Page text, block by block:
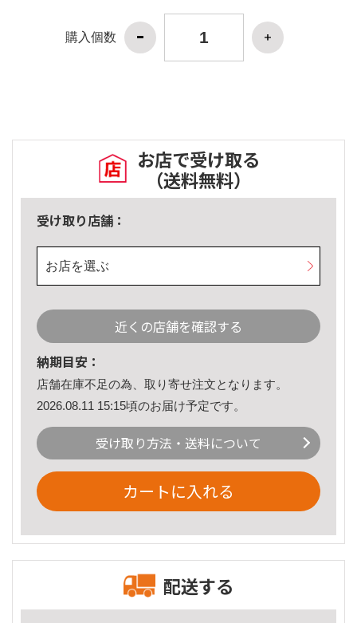
購入個数
お店で受け取る
（送料無料）
受け取り店舗：
お店を選ぶ
近くの店舗を確認する
納期目安：
店舗在庫不足の為、取り寄せ注文となります。
2026.08.11 15:15頃のお届け予定です。
受け取り方法・送料について
カートに入れる
配送する